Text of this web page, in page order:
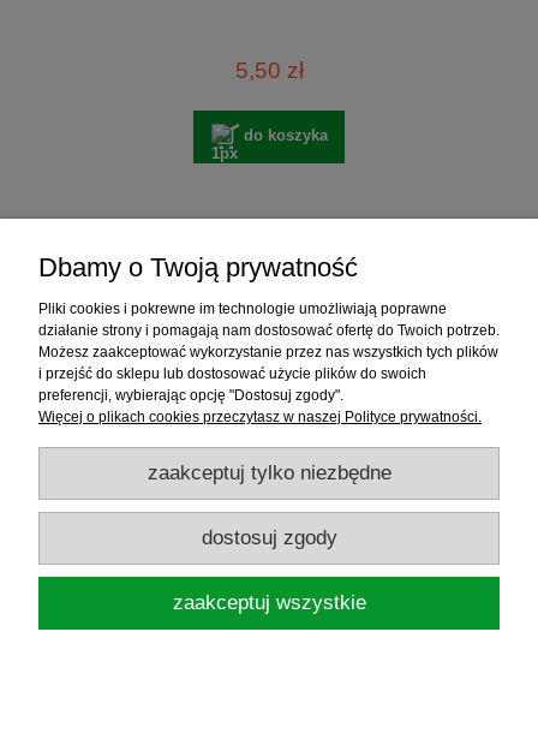
5,50 zł
do koszyka
FLAGMAN SKRĘTKA ŁĄCZNIK FEEDER
LINKS CONNECTOR 4CM 2SZT
Dbamy o Twoją prywatność
Pliki cookies i pokrewne im technologie umożliwiają poprawne
działanie strony i pomagają nam dostosować ofertę do Twoich potrzeb.
Możesz zaakceptować wykorzystanie przez nas wszystkich tych plików
i przejść do sklepu lub dostosować użycie plików do swoich
preferencji, wybierając opcję "Dostosuj zgody".
Więcej o plikach cookies przeczytasz w naszej Polityce prywatności.
zaakceptuj tylko niezbędne
dostosuj zgody
zaakceptuj wszystkie